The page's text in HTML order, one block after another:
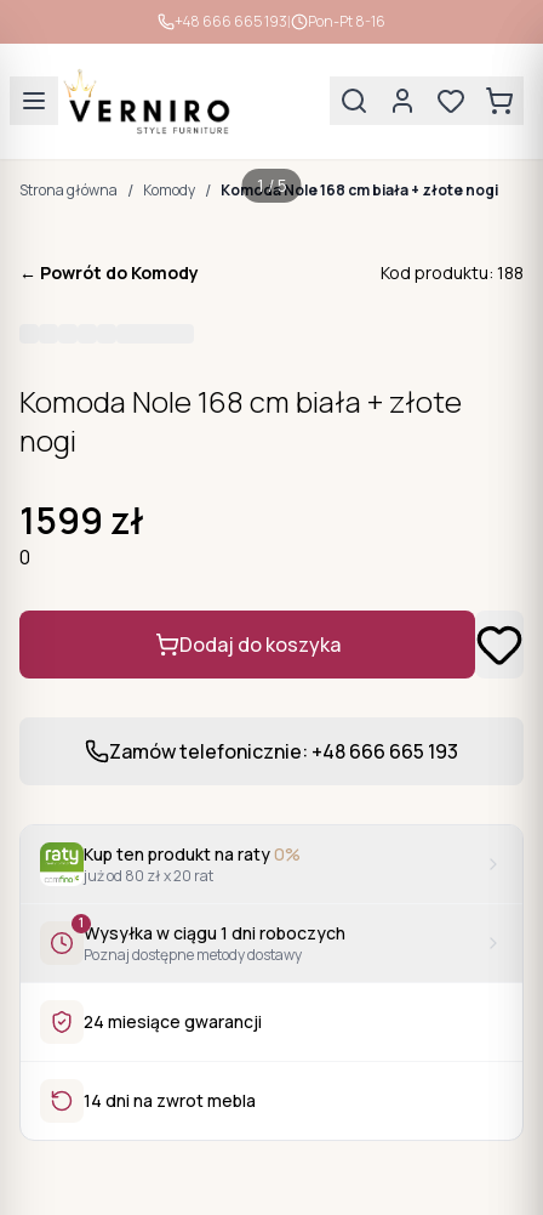
+48 666 665 193| Pon-Pt 8-16
Strona główna / Komody / Komoda Nole 168 cm biała + złote nogi
1/5
← Powrót do Komody Kod produktu: 188
Komoda Nole 168 cm biała + złote
nogi
1599 zł
0
Dodaj do koszyka
Zamów telefonicznie: +48 666 665 193
Kup ten produkt na raty0%
już od 80 zł x 20 rat
1Wysyłka w ciągu 1 dni roboczych
Poznaj dostępne metody dostawy
24 miesiące gwarancji
14 dni na zwrot mebla